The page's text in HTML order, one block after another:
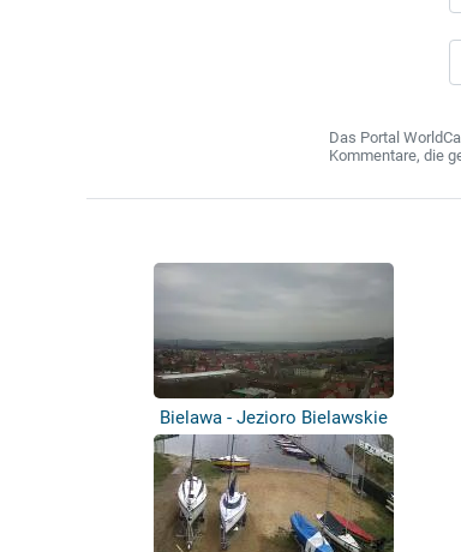
Das Portal
Kommentare, die
Bielawa - Jezioro Bielawskie